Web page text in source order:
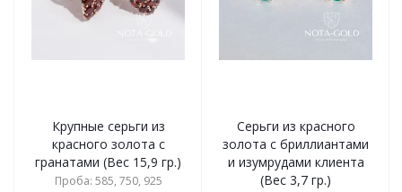
Крупные серьги из
красного золота с
гранатами (Вес 15,9 гр.)
Проба: 585, 750, 925
Серьги из красного
золота с бриллиантами
и изумрудами клиента
(Вес 3,7 гр.)